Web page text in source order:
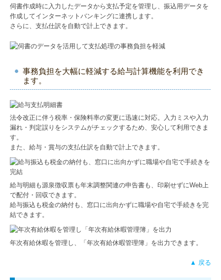
伺書作成時に入力したデータから支払予定を管理し、振込用データを
作成してインターネットバンキングに連携します。
さらに、支払仕訳を自動で計上できます。
事務負担を大幅に軽減する給与計算機能を利用でき
ます。
法令改正に伴う税率・保険料率の変更に迅速に対応。入力ミスや入力
漏れ・判定誤りをシステムがチェックするため、安心して利用できま
す。
また、給与・賞与の支払仕訳を自動で計上できます。
給与明細も源泉徴収票も年末調整関連の申告書も、印刷せずにWeb上
で配付・回収できます。
給与振込も税金の納付も、窓口に出向かずに職場や自宅で手続きを完
結できます。
年次有給休暇を管理し、「年次有給休暇管理簿」を出力できます。
▲ 戻る